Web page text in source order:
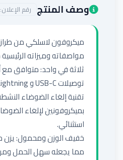
وصف المنتج رقم الإعلان: